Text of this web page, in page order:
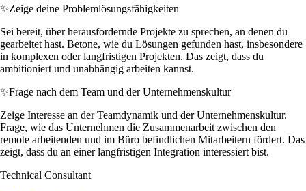
✨Zeige deine Problemlösungsfähigkeiten
Sei bereit, über herausfordernde Projekte zu sprechen, an denen du
gearbeitet hast. Betone, wie du Lösungen gefunden hast, insbesondere
in komplexen oder langfristigen Projekten. Das zeigt, dass du
ambitioniert und unabhängig arbeiten kannst.
✨Frage nach dem Team und der Unternehmenskultur
Zeige Interesse an der Teamdynamik und der Unternehmenskultur.
Frage, wie das Unternehmen die Zusammenarbeit zwischen den
remote arbeitenden und im Büro befindlichen Mitarbeitern fördert. Das
zeigt, dass du an einer langfristigen Integration interessiert bist.
Technical Consultant